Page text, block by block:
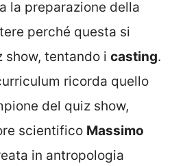
la preparazione della
perché questa si
show, tentando i casting.
ricorda quello
del quiz show,
scientifico Massimo
in antropologia